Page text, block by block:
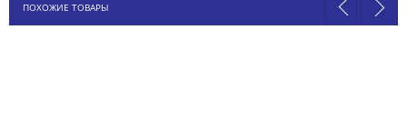
ПОХОЖИЕ ТОВАРЫ